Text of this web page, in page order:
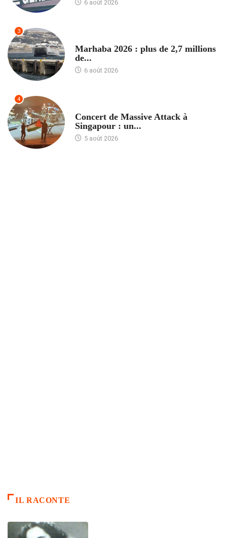
6 août 2026
3
Marhaba 2026 : plus de 2,7 millions
de...
6 août 2026
4
Concert de Massive Attack à
Singapour : un...
5 août 2026
IL RACONTE